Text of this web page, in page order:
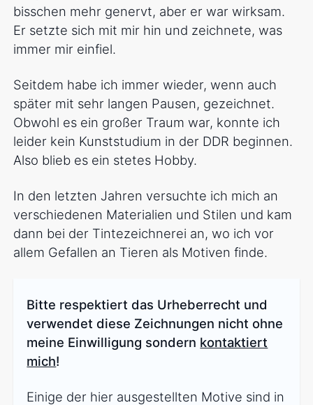
bisschen mehr genervt, aber er war wirksam.
Er setzte sich mit mir hin und zeichnete, was
immer mir einfiel.
Seitdem habe ich immer wieder, wenn auch
später mit sehr langen Pausen, gezeichnet.
Obwohl es ein großer Traum war, konnte ich
leider kein Kunststudium in der DDR beginnen.
Also blieb es ein stetes Hobby.
In den letzten Jahren versuchte ich mich an
verschiedenen Materialien und Stilen und kam
dann bei der Tintezeichnerei an, wo ich vor
allem Gefallen an Tieren als Motiven finde.
Bitte respektiert das Urheberrecht und
verwendet diese Zeichnungen nicht ohne
meine Einwilligung sondern kontaktiert
mich!
Einige der hier ausgestellten Motive sind in